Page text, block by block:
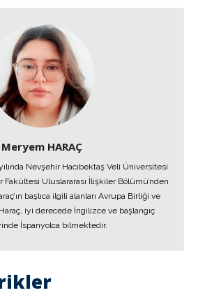
Meryem HARAÇ
Nevşehir Hacıbektaş Veli Üniversitesi
Fakültesi Uluslararası İlişkiler Bölümü’nden
başlıca ilgili alanları Avrupa Birliği ve
Haraç, iyi derecede İngilizce ve başlangıç
İspanyolca bilmektedir.